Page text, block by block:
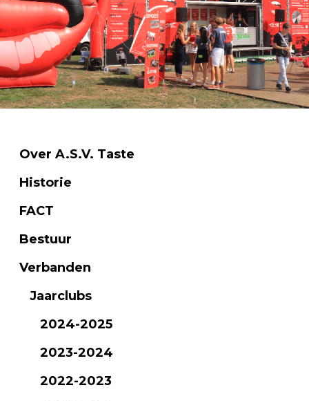
Over A.S.V. Taste
Historie
FACT
Bestuur
Verbanden
Jaarclubs
2024-2025
2023-2024
2022-2023